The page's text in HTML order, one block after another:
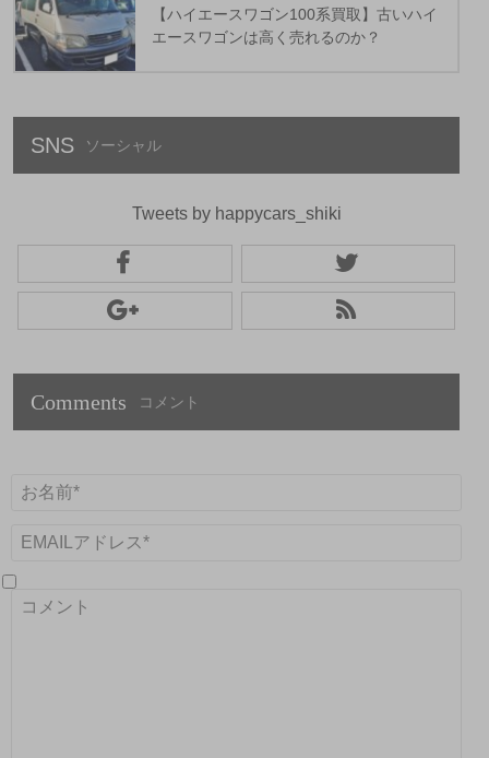
【ハイエースワゴン100系買取】古いハイ
エースワゴンは高く売れるのか？
SNS
Tweets by happycars_shiki